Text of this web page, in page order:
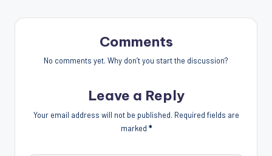
Comments
No comments yet. Why don’t you start the discussion?
Leave a Reply
Your email address will not be published. Required fields are
marked *